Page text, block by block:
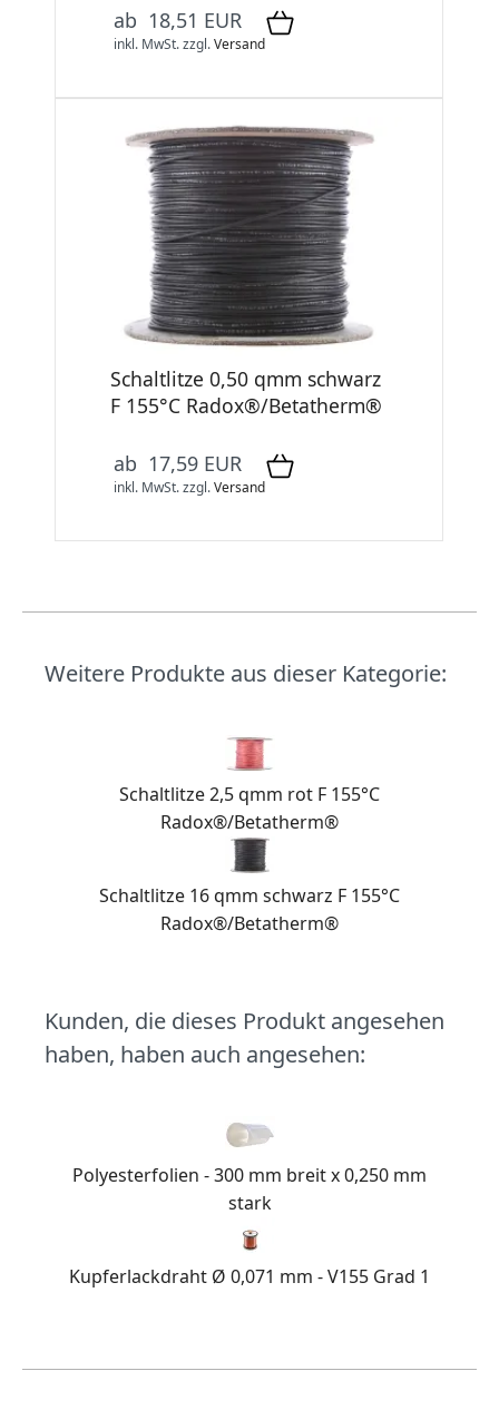
ab 18,51 EUR
inkl. MwSt.zzgl.Versand
Schaltlitze 0,50 qmm schwarz
F 155°C Radox®/Betatherm®
ab 17,59 EUR
inkl. MwSt.zzgl.Versand
Weitere Produkte aus dieser Kategorie:
Schaltlitze 2,5 qmm rot F 155°C
Radox®/Betatherm®
Schaltlitze 16 qmm schwarz F 155°C
Radox®/Betatherm®
Kunden, die dieses Produkt angesehen
haben, haben auch angesehen:
Polyesterfolien - 300 mm breit x 0,250 mm
stark
Kupferlackdraht Ø 0,071 mm - V155 Grad 1